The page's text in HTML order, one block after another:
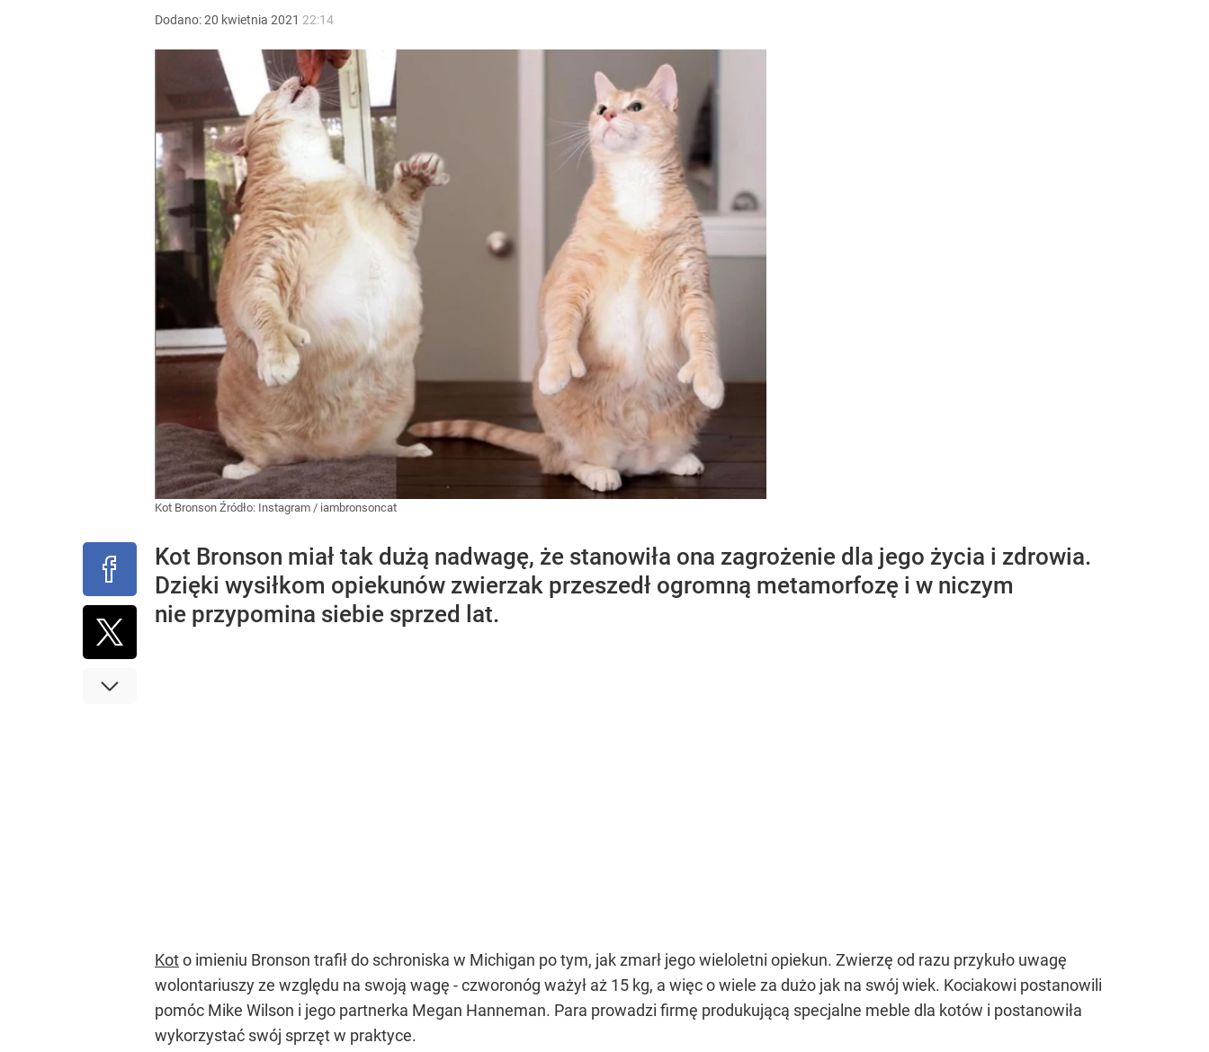
Morawiecki powoła partię. Chce współpracy z Mentzenem. „Jestem otwarty”
Dodano:20 kwietnia 2021 22:14
Kot Bronson Źródło: Instagram / iambronsoncat
Kot Bronson miał tak dużą nadwagę, że stanowiła ona zagrożenie dla jego życia i zdrowia.
Dzięki wysiłkom opiekunów zwierzak przeszedł ogromną metamorfozę i w niczym
nie przypomina siebie sprzed lat.
Koto imieniu Bronson trafił do schroniska w Michigan po tym, jak zmarł jego wieloletni opiekun. Zwierzę od razu przykuło uwagę
wolontariuszy ze względu na swoją wagę - czworonóg ważył aż 15 kg, a więc o wiele za dużo jak na swój wiek. Kociakowi postanowili
pomóc Mike Wilson i jego partnerka Megan Hanneman. Para prowadzi firmę produkującą specjalne meble dla kotów i postanowiła
wykorzystać swój sprzęt w praktyce.